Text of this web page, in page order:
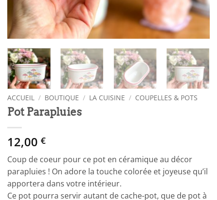
ACCUEIL / BOUTIQUE / LA CUISINE / COUPELLES & POTS
Pot Parapluies
12,00 €
Coup de coeur pour ce pot en céramique au décor
parapluies ! On adore la touche colorée et joyeuse qu’il
apportera dans votre intérieur.
Ce pot pourra servir autant de cache-pot, que de pot à